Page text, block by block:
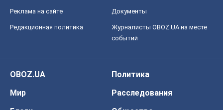
Реклама на сайте Документы
Редакционная политика
Журналисты OBOZ.UA на месте
событий
OBOZ.UA
Политика
Мир
Расследования